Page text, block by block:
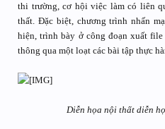
thi trường, cơ hội việc làm có liên
thất. Đặc biệt, chương trình nhấn
hiện, trình bày ở công đoạn xuất
thông qua một loạt các bài tập thực
Diễn họa nội thất diễn